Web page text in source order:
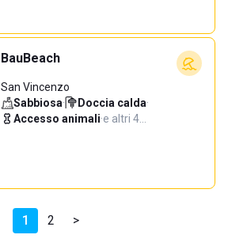
BauBeach
San Vincenzo
Sabbiosa· Doccia calda·
Accesso animali·e altri 4…
1 2 >